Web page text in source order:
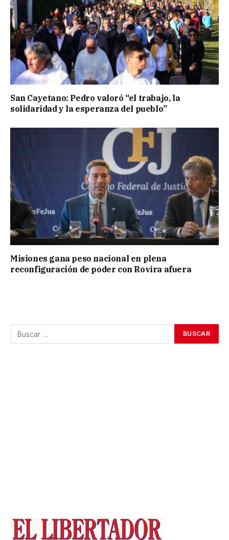
San Cayetano: Pedro valoró “el trabajo, la
solidaridad y la esperanza del pueblo”
Misiones gana peso nacional en plena
reconfiguración de poder con Rovira afuera